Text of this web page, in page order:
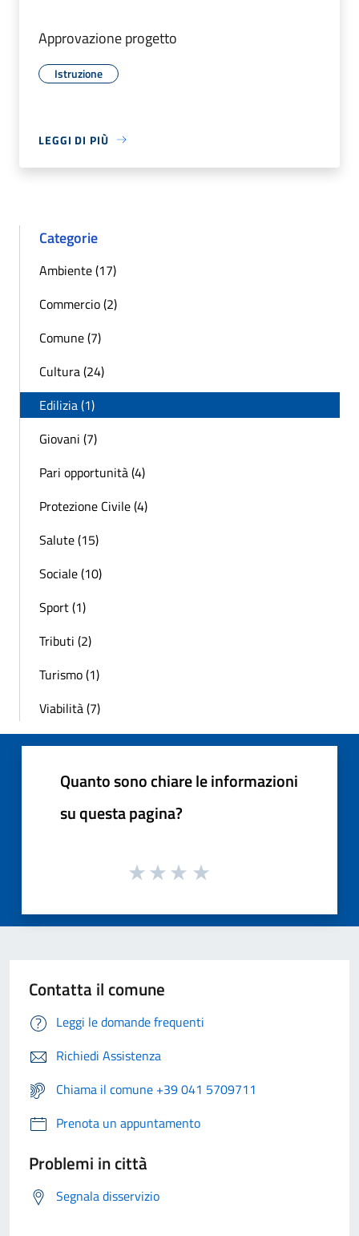
Approvazione progetto
Istruzione
LEGGI DI PIÙ
Categorie
Ambiente (17)
Commercio (2)
Comune (7)
Cultura (24)
Edilizia (1)
Giovani (7)
Pari opportunità (4)
Protezione Civile (4)
Salute (15)
Sociale (10)
Sport (1)
Tributi (2)
Turismo (1)
Viabilità (7)
Quanto sono chiare le informazioni
su questa pagina?
Contatta il comune
Leggi le domande frequenti
Richiedi Assistenza
Chiama il comune +39 041 5709711
Prenota un appuntamento
Problemi in città
Segnala disservizio